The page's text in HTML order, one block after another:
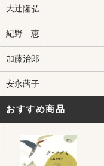
大辻隆弘
紀野 恵
加藤治郎
安永蕗子
おすすめ商品